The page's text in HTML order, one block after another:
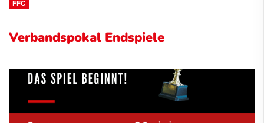
FFC
Verbandspokal Endspiele